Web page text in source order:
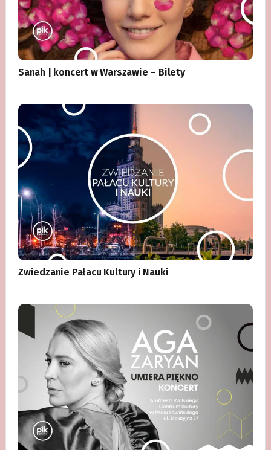
Sanah | koncert w Warszawie – Bilety
Zwiedzanie Pałacu Kultury i Nauki